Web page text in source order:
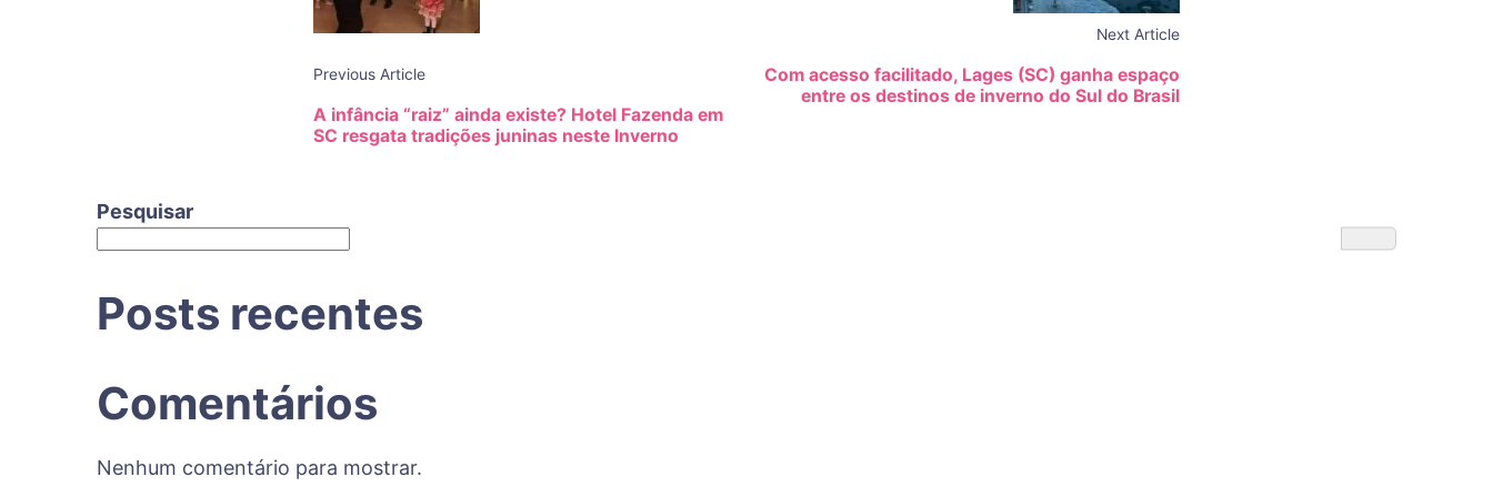
Previous Article
A infância “raiz” ainda existe? Hotel Fazenda em
SC resgata tradições juninas neste Inverno
Next Article
Com acesso facilitado, Lages (SC) ganha espaço
entre os destinos de inverno do Sul do Brasil
Pesquisar
Posts recentes
Comentários
Nenhum comentário para mostrar.